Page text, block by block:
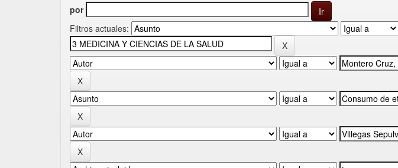
por
Filtros actuales: